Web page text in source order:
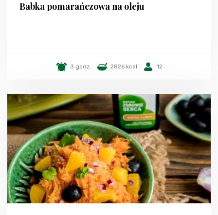
Babka pomarańczowa na oleju
3 godz. 2826 kcal 12